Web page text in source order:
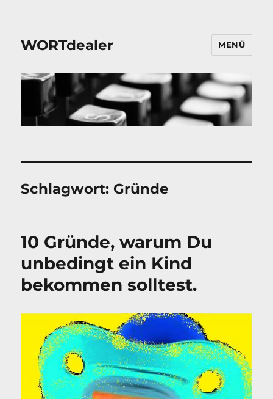
WORTdealer MENÜ
Schlagwort: Gründe
10 Gründe, warum Du
unbedingt ein Kind
bekommen solltest.